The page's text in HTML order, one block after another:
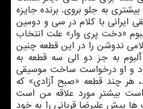
به جلو بروی. برنده جایزه
ایرانی با کلام در سی و دومین
«دخت پری وار» علت انتخاب
ندوشن را در این قطعه چنین
به جز دو الی سه قطعه به
و او درخواست ساخت موسیقی
هر چند قطعه «صبح آزادی» که
بیشتر مورد علاقه من است
پیش علیرضا قربانی را به خود